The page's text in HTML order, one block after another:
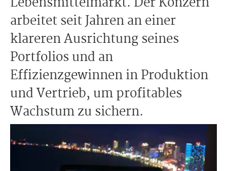
arbeitet seit Jahren an einer
klareren Ausrichtung seines
Portfolios und an
Effizienzgewinnen in Produktion
und Vertrieb, um profitables
Wachstum zu sichern.